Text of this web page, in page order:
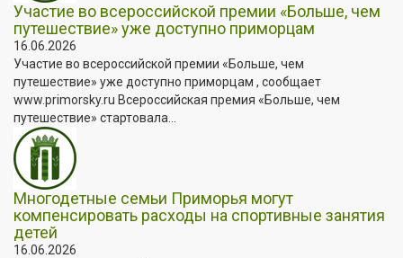
Участие во всероссийской премии «Больше, чем
путешествие» уже доступно приморцам
16.06.2026
Участие во всероссийской премии «Больше, чем
путешествие» уже доступно приморцам , сообщает
www.primorsky.ru Всероссийская премия «Больше, чем
путешествие» стартовала...
Многодетные семьи Приморья могут
компенсировать расходы на спортивные занятия
детей
16.06.2026